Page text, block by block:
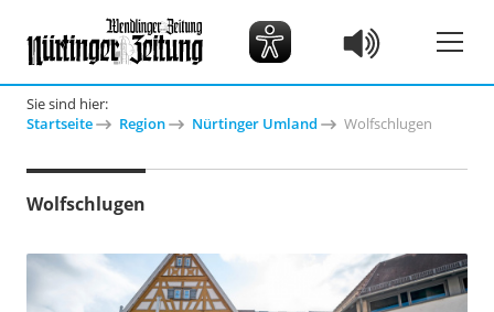
Sie sind hier:
Startseite
Region Nürtinger Umland Wolfschlugen
Wolfschlugen